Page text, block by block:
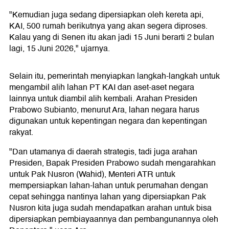
"Kemudian juga sedang dipersiapkan oleh kereta api,
KAI, 500 rumah berikutnya yang akan segera diproses.
Kalau yang di Senen itu akan jadi 15 Juni berarti 2 bulan
lagi, 15 Juni 2026," ujarnya.
Selain itu, pemerintah menyiapkan langkah-langkah untuk
mengambil alih lahan PT KAI dan aset-aset negara
lainnya untuk diambil alih kembali. Arahan Presiden
Prabowo Subianto, menurut Ara, lahan negara harus
digunakan untuk kepentingan negara dan kepentingan
rakyat.
"Dan utamanya di daerah strategis, tadi juga arahan
Presiden, Bapak Presiden Prabowo sudah mengarahkan
untuk Pak Nusron (Wahid), Menteri ATR untuk
mempersiapkan lahan-lahan untuk perumahan dengan
cepat sehingga nantinya lahan yang dipersiapkan Pak
Nusron kita juga sudah mendapatkan arahan untuk bisa
dipersiapkan pembiayaannya dan pembangunannya oleh